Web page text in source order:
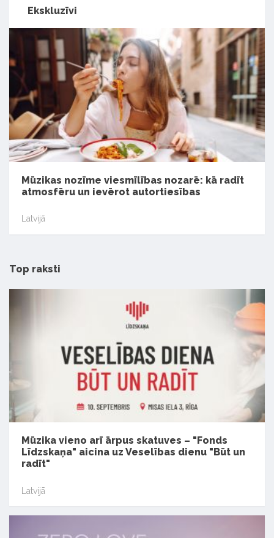
Ekskluzīvi
Mūzikas nozīme viesmīlības nozarē: kā radīt
atmosfēru un ievērot autortiesības
Latvijā
Top raksti
Mūzika vieno arī ārpus skatuves – "Fonds
Līdzskaņa" aicina uz Veselības dienu "Būt un
radīt"
Latvijā